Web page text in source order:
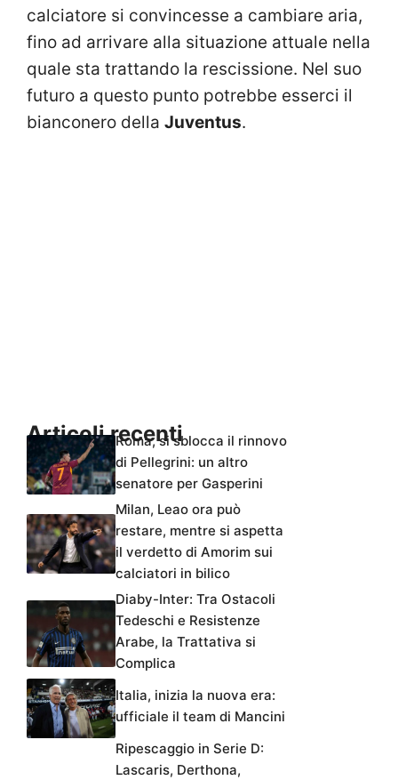
calciatore si convincesse a cambiare aria,
fino ad arrivare alla situazione attuale nella
quale sta trattando la rescissione. Nel suo
futuro a questo punto potrebbe esserci il
bianconero della Juventus.
Articoli recentiRoma, si sblocca il rinnovo
di Pellegrini: un altro
senatore per Gasperini
Milan, Leao ora può
restare, mentre si aspetta
il verdetto di Amorim sui
calciatori in bilico
Diaby-Inter: Tra Ostacoli
Tedeschi e Resistenze
Arabe, la Trattativa si
Complica
Italia, inizia la nuova era:
ufficiale il team di Mancini
Ripescaggio in Serie D:
Lascaris, Derthona,